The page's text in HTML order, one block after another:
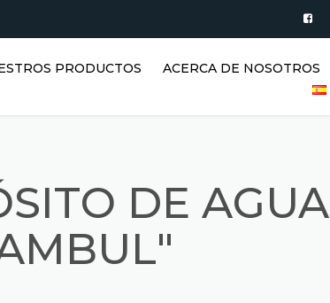
PRODUCTOS
DE
|
AGUA
ACERCA DE NOSOTROS
BLOG
DE AGUA